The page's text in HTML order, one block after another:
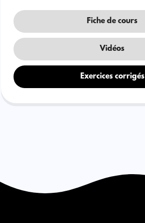
Fiche de cours
Vidéos
Exercices corrigés